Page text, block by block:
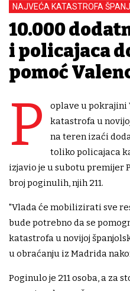
NAJVEĆA KATASTROFA
10.000
i policajaca
pomoć
P
oplave u pokrajini
katastrofa u
na teren izaći
toliko policajaca
izjavio je u subotu premijer
broj poginulih, njih 211.
"Vlada će mobilizirati sve
bude potrebno da se
katastrofa u novijoj
u obraćanju iz Madrida
Poginulo je 211 osoba, a za